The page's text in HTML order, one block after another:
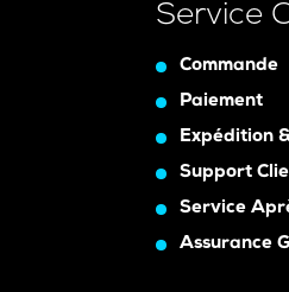
Service
Commande
Paiement
Expédition
Support
Service
Assurance